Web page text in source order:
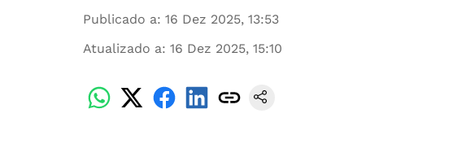
Publicado a: 16 Dez 2025, 13:53
Atualizado a: 16 Dez 2025, 15:10